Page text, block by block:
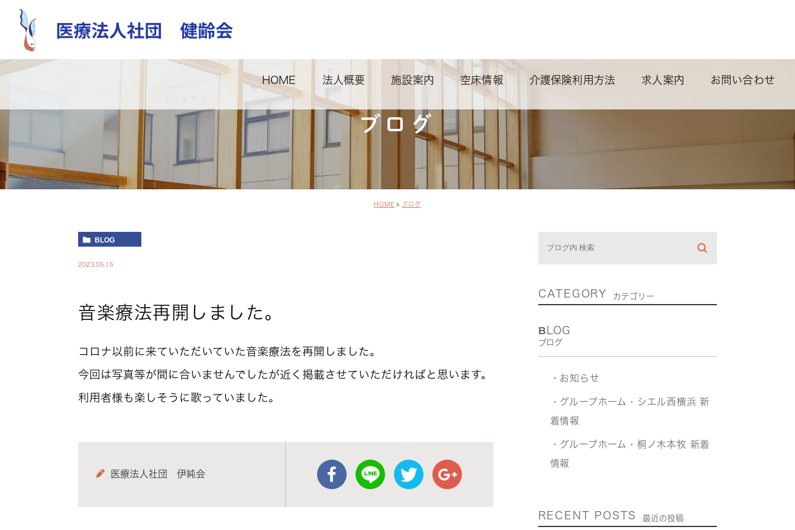
HOME 法人概要 施設案内 空床情報 介護保険利用方法 求人案内 お問い合わせ
ブログ
HOME ブログ
BLOG
2023.05.15
音楽療法再開しました。
コロナ以前に来ていただいていた音楽療法を再開しました。
今回は写真等が間に合いませんでしたが近く掲載させていただければと思います。
利用者様も楽しそうに歌っていました。
医療法人社団 伊純会
CATEGORY カテゴリー
BLOG
ブログ
・お知らせ
・グループホーム・シエル西横浜 新
着情報
・グループホーム・桐ノ木本牧 新着
情報
RECENT POSTS 最近の投稿